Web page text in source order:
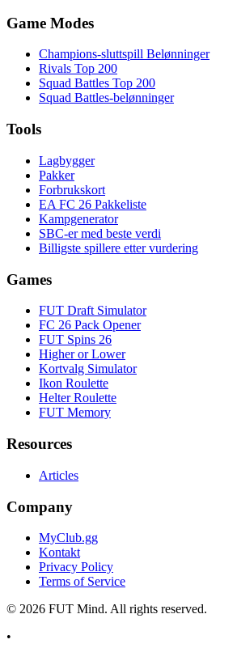
Game Modes
Champions-sluttspill Belønninger
Rivals Top 200
Squad Battles Top 200
Squad Battles-belønninger
Tools
Lagbygger
Pakker
Forbrukskort
EA FC 26 Pakkeliste
Kampgenerator
SBC-er med beste verdi
Billigste spillere etter vurdering
Games
FUT Draft Simulator
FC 26 Pack Opener
FUT Spins 26
Higher or Lower
Kortvalg Simulator
Ikon Roulette
Helter Roulette
FUT Memory
Resources
Articles
Company
MyClub.gg
Kontakt
Privacy Policy
Terms of Service
© 2026 FUT Mind. All rights reserved.
•